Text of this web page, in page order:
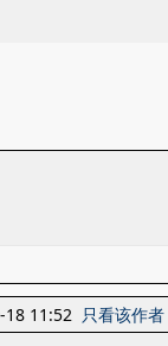
18 11:52 只看该作者